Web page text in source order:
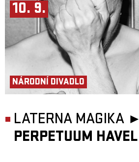
10. 9.
NÁRODNÍ DIVADLO
LATERNA MAGIKA ►
PERPETUUM HAVEL